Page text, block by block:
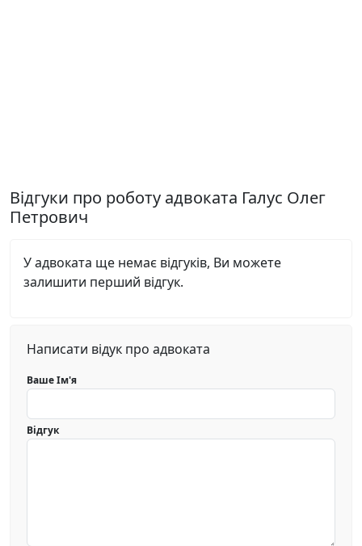
Відгуки про роботу адвоката Галус Олег
Петрович
У адвоката ще немає відгуків, Ви можете
залишити перший відгук.
Написати відук про адвоката
Ваше Ім'я
Відгук